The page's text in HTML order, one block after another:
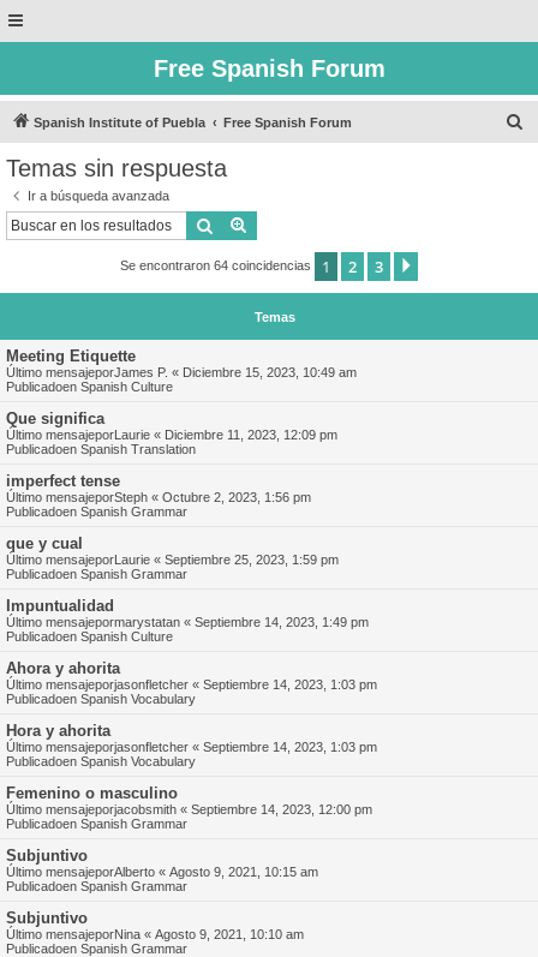
Free Spanish Forum
Spanish Institute of Puebla Free Spanish Forum
Temas sin respuesta
Ir a búsqueda avanzada
Buscar
Se encontraron 64 coincidencias 1 2 3
Temas
Meeting Etiquette
Último mensajeporJames P. « Diciembre 15, 2023, 10:49 am
Publicadoen Spanish Culture
Que significa
Último mensajeporLaurie « Diciembre 11, 2023, 12:09 pm
Publicadoen Spanish Translation
imperfect tense
Último mensajeporSteph « Octubre 2, 2023, 1:56 pm
Publicadoen Spanish Grammar
que y cual
Último mensajeporLaurie « Septiembre 25, 2023, 1:59 pm
Publicadoen Spanish Grammar
Impuntualidad
Último mensajepormarystatan « Septiembre 14, 2023, 1:49 pm
Publicadoen Spanish Culture
Ahora y ahorita
Último mensajeporjasonfletcher « Septiembre 14, 2023, 1:03 pm
Publicadoen Spanish Vocabulary
Hora y ahorita
Último mensajeporjasonfletcher « Septiembre 14, 2023, 1:03 pm
Publicadoen Spanish Vocabulary
Femenino o masculino
Último mensajeporjacobsmith « Septiembre 14, 2023, 12:00 pm
Publicadoen Spanish Grammar
Subjuntivo
Último mensajeporAlberto « Agosto 9, 2021, 10:15 am
Publicadoen Spanish Grammar
Subjuntivo
Último mensajeporNina « Agosto 9, 2021, 10:10 am
Publicadoen Spanish Grammar